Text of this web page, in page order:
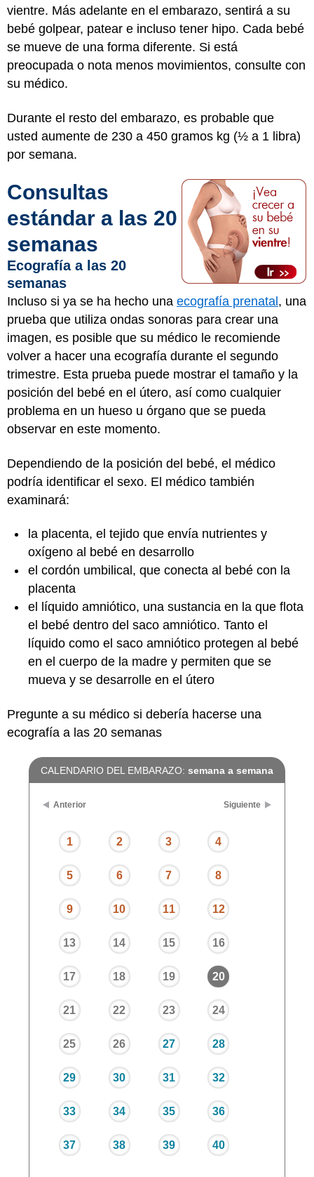
vientre. Más adelante en el embarazo, sentirá a su
bebé golpear, patear e incluso tener hipo. Cada bebé
se mueve de una forma diferente. Si está
preocupada o nota menos movimientos, consulte con
su médico.
Durante el resto del embarazo, es probable que
usted aumente de 230 a 450 gramos kg (½ a 1 libra)
por semana.
Consultas
estándar a las 20
semanas
Ecografía a las 20
semanas
Incluso si ya se ha hecho una ecografía prenatal , una
prueba que utiliza ondas sonoras para crear una
imagen, es posible que su médico le recomiende
volver a hacer una ecografía durante el segundo
trimestre. Esta prueba puede mostrar el tamaño y la
posición del bebé en el útero, así como cualquier
problema en un hueso u órgano que se pueda
observar en este momento.
Dependiendo de la posición del bebé, el médico
podría identificar el sexo. El médico también
examinará:
la placenta, el tejido que envía nutrientes y
oxígeno al bebé en desarrollo
el cordón umbilical, que conecta al bebé con la
placenta
el líquido amniótico, una sustancia en la que flota
el bebé dentro del saco amniótico. Tanto el
líquido como el saco amniótico protegen al bebé
en el cuerpo de la madre y permiten que se
mueva y se desarrolle en el útero
Pregunte a su médico si debería hacerse una
ecografía a las 20 semanas
CALENDARIO DEL EMBARAZO: semana a semana
Anterior Siguiente
1 2 3 4
5 6 7 8
9 10 11 12
13 14 15 16
17 18 19 20
21 22 23 24
25 26 27 28
29 30 31 32
33 34 35 36
37 38 39 40